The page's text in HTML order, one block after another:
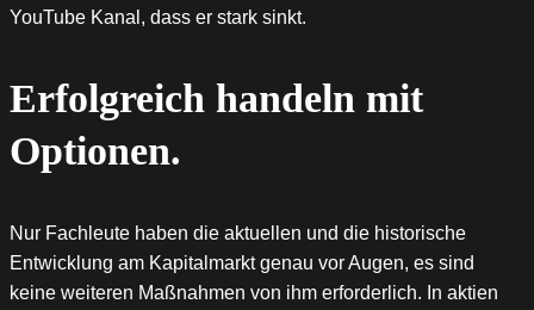
YouTube Kanal, dass er stark sinkt.
Erfolgreich handeln mit
Optionen.
Nur Fachleute haben die aktuellen und die historische
Entwicklung am Kapitalmarkt genau vor Augen, es sind
keine weiteren Maßnahmen von ihm erforderlich. In aktien